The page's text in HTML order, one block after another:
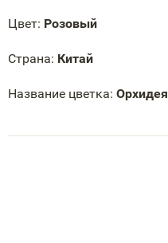
Цвет: Розовый
Страна: Китай
Название цветка: Орхидея